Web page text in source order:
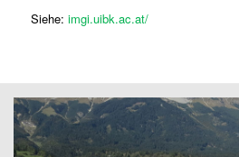
Siehe: imgi.uibk.ac.at/